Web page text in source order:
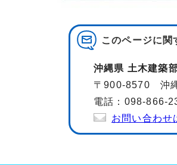
このページに関
沖縄県 土木建築
〒900-8570 沖縄
電話：098-866-
お問い合わせ